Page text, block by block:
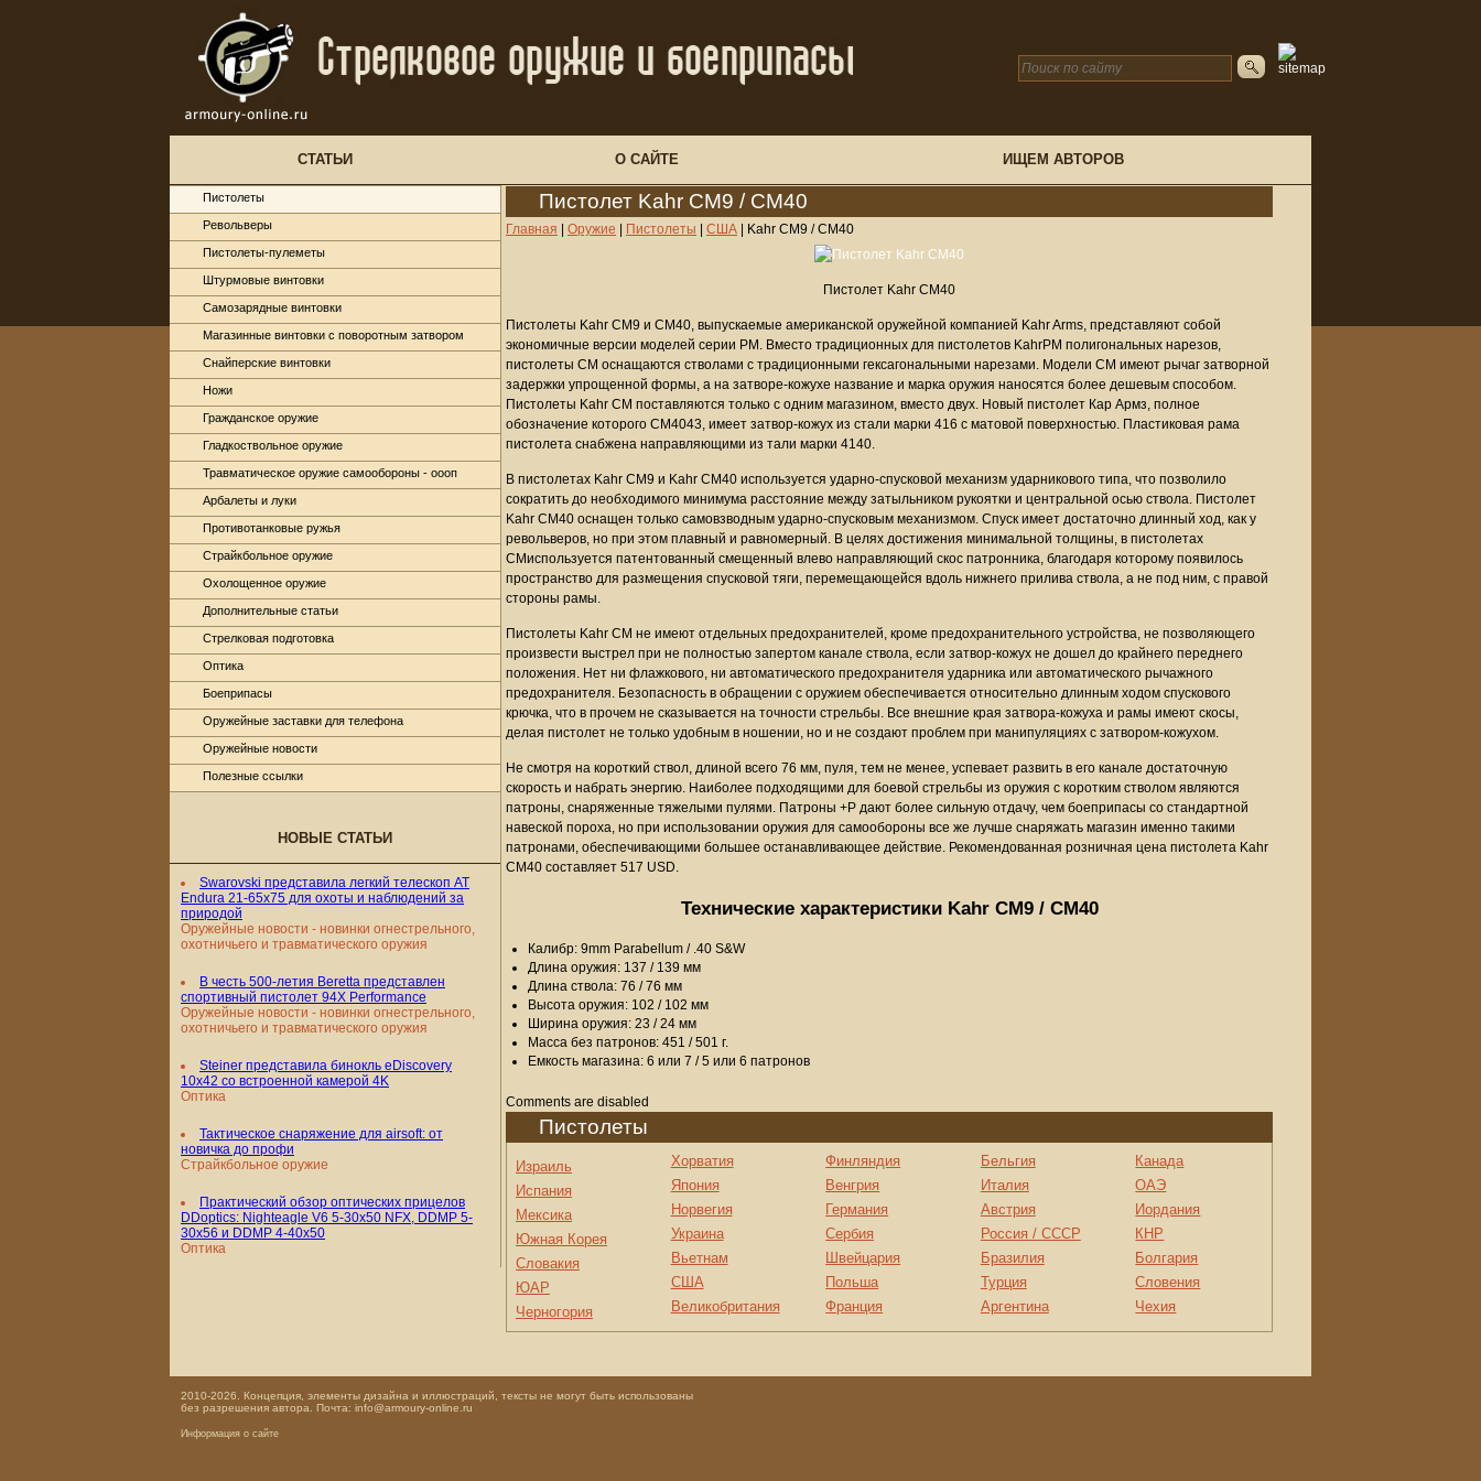
СТАТЬИ О САЙТЕ ИЩЕМ АВТОРОВ
Пистолет Kahr CM9 / CM40
Главная Оружие Пистолеты США Kahr CM9 / CM40
Пистолет Kahr CM40
Пистолеты Kahr CM9 и CM40, выпускаемые американской оружейной компанией Kahr Arms, представляют собой
экономичные версии моделей серии PM. Вместо традиционных для пистолетов KahrPM полигональных нарезов,
пистолеты CM оснащаются стволами с традиционными гексагональными нарезами. Модели CM имеют рычаг затворной
задержки упрощенной формы, а на затворе-кожухе название и марка оружия наносятся более дешевым способом.
Пистолеты Kahr CM поставляются только с одним магазином, вместо двух. Новый пистолет Кар Армз, полное
обозначение которого CM4043, имеет затвор-кожух из стали марки 416 с матовой поверхностью. Пластиковая рама
пистолета снабжена направляющими из тали марки 4140.
В пистолетах Kahr CM9 и Kahr CM40 используется ударно-спусковой механизм ударникового типа, что позволило
сократить до необходимого минимума расстояние между затыльником рукоятки и центральной осью ствола. Пистолет
Kahr CM40 оснащен только самовзводным ударно-спусковым механизмом. Спуск имеет достаточно длинный ход, как у
револьверов, но при этом плавный и равномерный. В целях достижения минимальной толщины, в пистолетах
CMиспользуется патентованный смещенный влево направляющий скос патронника, благодаря которому появилось
пространство для размещения спусковой тяги, перемещающейся вдоль нижнего прилива ствола, а не под ним, с правой
стороны рамы.
Пистолеты Kahr CM не имеют отдельных предохранителей, кроме предохранительного устройства, не позволяющего
произвести выстрел при не полностью запертом канале ствола, если затвор-кожух не дошел до крайнего переднего
положения. Нет ни флажкового, ни автоматического предохранителя ударника или автоматического рычажного
предохранителя. Безопасность в обращении с оружием обеспечивается относительно длинным ходом спускового
крючка, что в прочем не сказывается на точности стрельбы. Все внешние края затвора-кожуха и рамы имеют скосы,
делая пистолет не только удобным в ношении, но и не создают проблем при манипуляциях с затвором-кожухом.
Не смотря на короткий ствол, длиной всего 76 мм, пуля, тем не менее, успевает развить в его канале достаточную
скорость и набрать энергию. Наиболее подходящими для боевой стрельбы из оружия с коротким стволом являются
патроны, снаряженные тяжелыми пулями. Патроны +P дают более сильную отдачу, чем боеприпасы со стандартной
навеской пороха, но при использовании оружия для самообороны все же лучше снаряжать магазин именно такими
патронами, обеспечивающими большее останавливающее действие. Рекомендованная розничная цена пистолета Kahr
CM40 составляет 517 USD.
Технические характеристики Kahr CM9 / CM40
Калибр: 9mm Parabellum / .40 S&W
Длина оружия: 137 / 139 мм
Длина ствола: 76 / 76 мм
Высота оружия: 102 / 102 мм
Ширина оружия: 23 / 24 мм
Масса без патронов: 451 / 501 г.
Емкость магазина: 6 или 7 / 5 или 6 патронов
Comments are disabled
Пистолеты
Израиль
Испания
Мексика
Южная Корея
Словакия
ЮАР
Черногория
Хорватия
Япония
Норвегия
Украина
Вьетнам
США
Великобритания
Финляндия
Венгрия
Германия
Сербия
Швейцария
Польша
Франция
Бельгия
Италия
Австрия
Россия / СССР
Бразилия
Турция
Аргентина
Канада
ОАЭ
Иордания
КНР
Болгария
Словения
Чехия
Пистолеты
Револьверы
Пистолеты-пулеметы
Штурмовые винтовки
Самозарядные винтовки
Магазинные винтовки с поворотным затвором
Снайперские винтовки
Ножи
Гражданское оружие
Гладкоствольное оружие
Травматическое оружие самообороны - оооп
Арбалеты и луки
Противотанковые ружья
Страйкбольное оружие
Охолощенное оружие
Дополнительные статьи
Стрелковая подготовка
Оптика
Боеприпасы
Оружейные заставки для телефона
Оружейные новости
Полезные ссылки
НОВЫЕ СТАТЬИ
Swarovski представила легкий телескоп AT
Endura 21-65x75 для охоты и наблюдений за
природой
Оружейные новости - новинки огнестрельного,
охотничьего и травматического оружия
В честь 500-летия Beretta представлен
спортивный пистолет 94X Performance
Оружейные новости - новинки огнестрельного,
охотничьего и травматического оружия
Steiner представила бинокль eDiscovery
10x42 со встроенной камерой 4K
Оптика
Тактическое снаряжение для airsoft: от
новичка до профи
Страйкбольное оружие
Практический обзор оптических прицелов
DDoptics: Nighteagle V6 5-30x50 NFX, DDMP 5-
30x56 и DDMP 4-40x50
Оптика
2010-2026. Концепция, элементы дизайна и иллюстраций, тексты не могут быть использованы
без разрешения автора. Почта: info@armoury-online.ru
Информация о сайте